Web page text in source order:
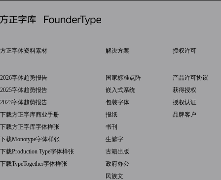
方正字体资料素材
2026字体趋势报告
2025字体趋势报告
2023字体趋势报告
下载方正字库商业手册
下载方正字库字体样张
下载Monotype字体样张
下载Production Type字体样张
下载TypeTogether字体样张
解决方案
国家标准点阵
嵌入式系统
包装字体
报纸
书刊
生僻字
古籍出版
政府办公
民族文
授权许可
产品许可协议
获得授权
授权认证
品牌客户